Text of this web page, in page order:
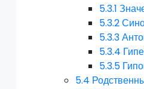
5.3.1
5.3.2
5.3.3
5.3.4
5.3.5
5.4